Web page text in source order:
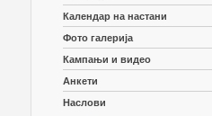
Календар на настани
Фото галерија
Кампањи и видео
Анкети
Наслови